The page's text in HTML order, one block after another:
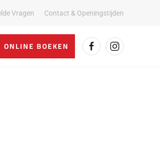
Vragen Contact & Openingstijden
ONLINE BOEKEN